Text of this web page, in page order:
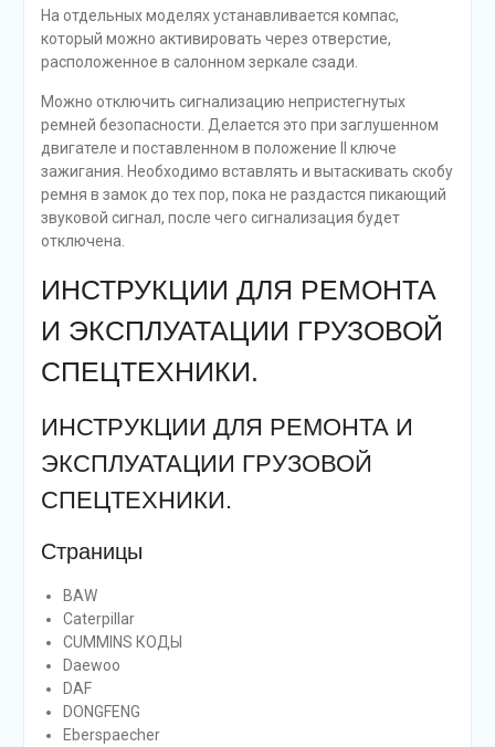
На отдельных моделях устанавливается компас,
который можно активировать через отверстие,
расположенное в салонном зеркале сзади.
Можно отключить сигнализацию непристегнутых
ремней безопасности. Делается это при заглушенном
двигателе и поставленном в положение II ключе
зажигания. Необходимо вставлять и вытаскивать скобу
ремня в замок до тех пор, пока не раздастся пикающий
звуковой сигнал, после чего сигнализация будет
отключена.
ИНСТРУКЦИИ ДЛЯ РЕМОНТА
И ЭКСПЛУАТАЦИИ ГРУЗОВОЙ
СПЕЦТЕХНИКИ.
ИНСТРУКЦИИ ДЛЯ РЕМОНТА И
ЭКСПЛУАТАЦИИ ГРУЗОВОЙ
СПЕЦТЕХНИКИ.
Страницы
BAW
Caterpillar
CUMMINS КОДЫ
Daewoo
DAF
DONGFENG
Eberspaecher